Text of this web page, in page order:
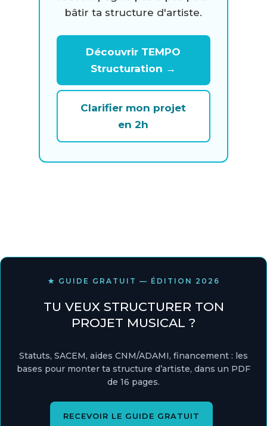
bâtir ta structure d'artiste.
Découvrir TEMPO
Structuration →
Clarifier mon projet
en 2h
★ GUIDE GRATUIT — ÉDITION 2026
TU VEUX STRUCTURER TON
PROJET MUSICAL ?
Statuts, SACEM, aides CNM/ADAMI, financement : les
bases pour monter ta structure d’artiste, dans un PDF
de 16 pages.
RECEVOIR LE GUIDE GRATUIT